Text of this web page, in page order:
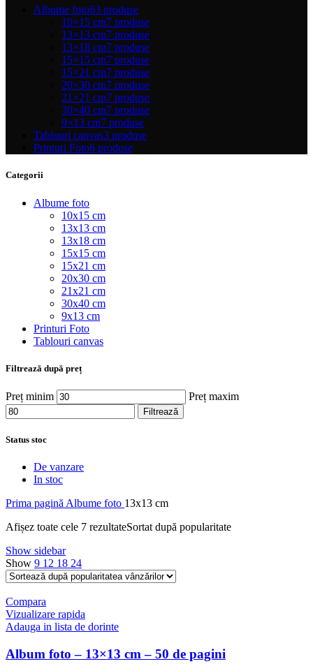
Albume foto63 produse
10×15 cm7 produse
13×13 cm7 produse
13×18 cm7 produse
15×15 cm7 produse
15×21 cm7 produse
20×30 cm7 produse
21×21 cm7 produse
30×40 cm7 produse
9×13 cm7 produse
Tablouri canvas3 produse
Printuri Foto6 produse
Categorii
Albume foto
10x15 cm
13x13 cm
13x18 cm
15x15 cm
15x21 cm
20x30 cm
21x21 cm
30x40 cm
9x13 cm
Printuri Foto
Tablouri canvas
Filtrează după preț
Preț minim Preț maxim
Filtrează
Status stoc
De vanzare
In stoc
Prima pagină Albume foto 13x13 cm
Afișez toate cele 7 rezultateSortat după popularitate
Show sidebar
Show 9 12 18 24
Compara
Vizualizare rapida
Adauga in lista de dorinte
Album foto – 13×13 cm – 50 de pagini